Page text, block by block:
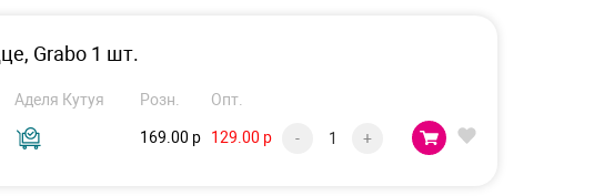
Grabo 1 шт.
Аделя Кутуя Розн. Опт.
169.00 р 129.00 р - +